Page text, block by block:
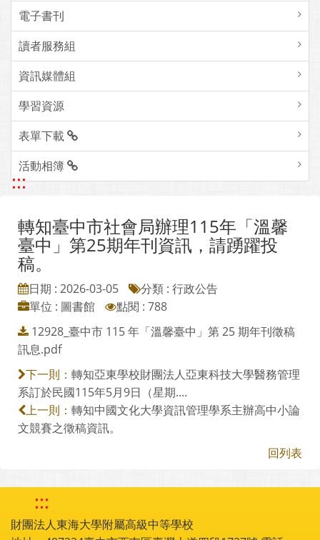
電子書刊
讀者服務組
資訊媒體組
學習資源
表單下載
活動相簿
:::
轉知臺中市社會局辦理115年「溫馨
臺中」第25期年刊資訊，請踴躍投
稿。
日期 : 2026-03-05
分類 : 行政公告
單位 : 圖書館
點閱 : 788
12928_臺中市 115 年「溫馨臺中」第 25 期年刊徵稿
訊息.pdf
下一則： 轉知亞東學校財團法人亞東科技大學醫務管理
系訂於民國115年5月9日（星期....
上一則： 轉知中國文化大學資訊管理學系主辦高中小論
文競賽之徵稿資訊。
回列表
:::
財團法人東海大學附屬高級中等學校